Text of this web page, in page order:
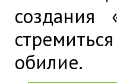
создания
обилие.